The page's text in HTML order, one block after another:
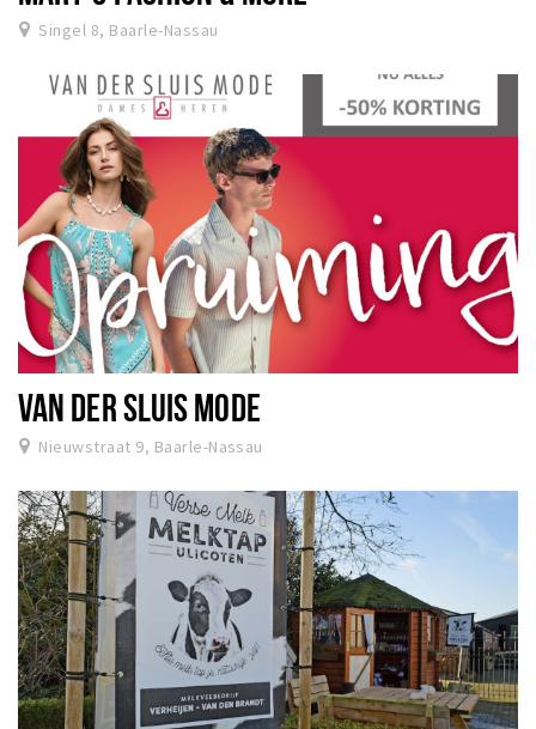
Singel 8, Baarle-Nassau
VAN DER SLUIS MODE
Nieuwstraat 9, Baarle-Nassau